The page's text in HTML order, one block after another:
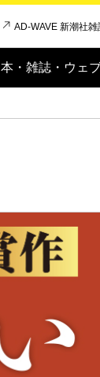
AD-WAVE 新潮社
本・雑誌・ウェ